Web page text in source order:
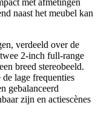
met afmetingen
naast het meubel kan
verdeeld over de
2-inch full-range
breed stereobeeld.
lage frequenties
gebalanceerd
zijn en actiescènes